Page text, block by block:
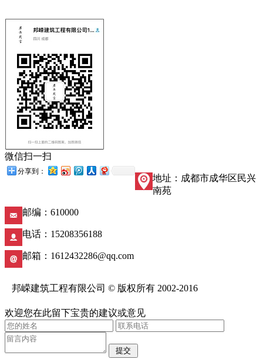
微信扫一扫
分享到：
地址：成都市成华区民兴
南苑
邮编：610000
电话：15208356188
邮箱：1612432286@qq.com
邦嵘建筑工程有限公司 © 版权所有 2002-2016
欢迎您在此留下宝贵的建议或意见